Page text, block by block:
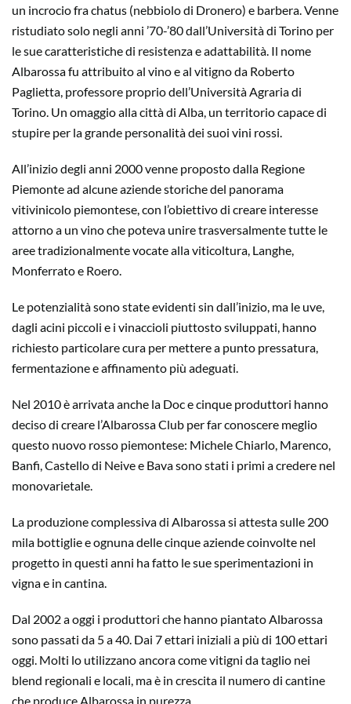
un incrocio fra chatus (nebbiolo di Dronero) e barbera. Venne
ristudiato solo negli anni ’70-’80 dall’Università di Torino per
le sue caratteristiche di resistenza e adattabilità. Il nome
Albarossa fu attribuito al vino e al vitigno da Roberto
Paglietta, professore proprio dell’Università Agraria di
Torino. Un omaggio alla città di Alba, un territorio capace di
stupire per la grande personalità dei suoi vini rossi.
All’inizio degli anni 2000 venne proposto dalla Regione
Piemonte ad alcune aziende storiche del panorama
vitivinicolo piemontese, con l’obiettivo di creare interesse
attorno a un vino che poteva unire trasversalmente tutte le
aree tradizionalmente vocate alla viticoltura, Langhe,
Monferrato e Roero.
Le potenzialità sono state evidenti sin dall’inizio, ma le uve,
dagli acini piccoli e i vinaccioli piuttosto sviluppati, hanno
richiesto particolare cura per mettere a punto pressatura,
fermentazione e affinamento più adeguati.
Nel 2010 è arrivata anche la Doc e cinque produttori hanno
deciso di creare l’Albarossa Club per far conoscere meglio
questo nuovo rosso piemontese: Michele Chiarlo, Marenco,
Banfi, Castello di Neive e Bava sono stati i primi a credere nel
monovarietale.
La produzione complessiva di Albarossa si attesta sulle 200
mila bottiglie e ognuna delle cinque aziende coinvolte nel
progetto in questi anni ha fatto le sue sperimentazioni in
vigna e in cantina.
Dal 2002 a oggi i produttori che hanno piantato Albarossa
sono passati da 5 a 40. Dai 7 ettari iniziali a più di 100 ettari
oggi. Molti lo utilizzano ancora come vitigni da taglio nei
blend regionali e locali, ma è in crescita il numero di cantine
che produce Albarossa in purezza.